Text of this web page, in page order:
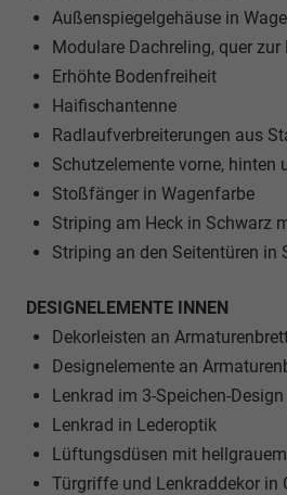
Außenspiegelgehäuse in
Modulare Dachreling, quer zur
Erhöhte Bodenfreiheit
Haifischantenne
Radlaufverbreiterungen aus
Schutzelemente vorne, hinten
Stoßfänger in Wagenfarbe
Striping am Heck in Schwarz
Striping an den Seitentüren in
DESIGNELEMENTE INNEN
Dekorleisten an
Designelemente an
Lenkrad im 3-Speichen-Design
Lenkrad in Lederoptik
Lüftungsdüsen mit
Türgriffe und Lenkraddekor in